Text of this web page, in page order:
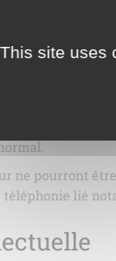
ne
des
prestation qui
réserve
ne pourront
lié
This site uses